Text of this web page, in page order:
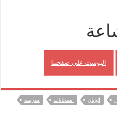
البوست على صفحتنا
اليابان امنتحانات
مدرسة